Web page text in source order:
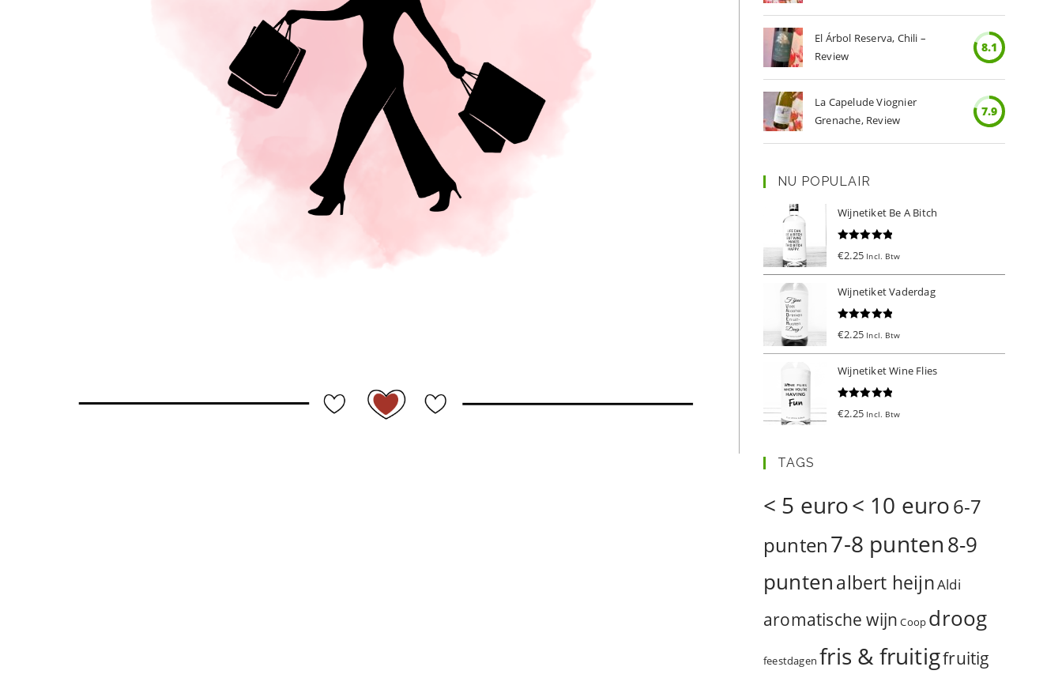
El Árbol Reserva, Chili –
Review
8.1
La Capelude Viognier
Grenache, Review
7.9
NU POPULAIR
Wijnetiket Be A Bitch
€2.25 Incl. Btw
Wijnetiket Vaderdag
€2.25 Incl. Btw
Wijnetiket Wine Flies
€2.25 Incl. Btw
TAGS
< 5 euro< 10 euro6-7
punten7-8 punten8-9
puntenalbert heijnAldi
aromatische wijn Coop droog
feestdagen fris & fruitigfruitig